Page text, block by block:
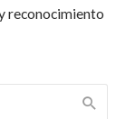
reconocimiento